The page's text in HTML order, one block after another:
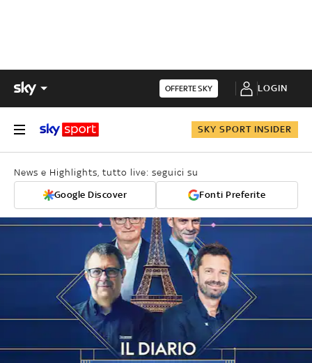
OFFERTE SKY LOGIN
SKY SPORT INSIDER
News e Highlights, tutto live: seguici su
Google Discover Fonti Preferite